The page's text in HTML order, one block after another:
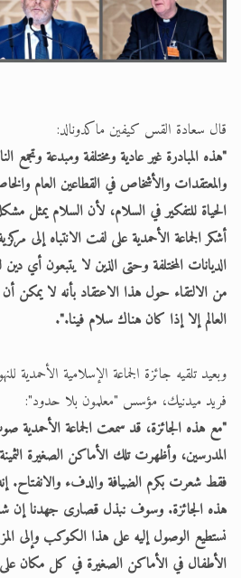
قال سعادة القس كيفين ماكدونالد:
"هذه المبادرة غير عادية ومختلفة ومبدعة وتجمع
والمعتقدات والأشخاص في القطاعين العام
الحياة للتفكير في السلام، لأن السلام يمثل
أشكر الجماعة الأحمدية على لفت الانتباه إلى
الديانات المختلفة وحتى الذين لا يتبعون أي
من الالتقاء حول هذا الاعتقاد بأنه لا
العالم إلا إذا كان هناك سلام فينا.".
وبعيد تلقيه جائزة الجماعة الإسلامية الأحمدية
فريد ميدنيك، مؤسس "معلمون بلا حدود":
"مع هذه الجائزة، قد سمعت الجماعة الأحمدية
المدرسين، وأظهرت تلك الأماكن الصغيرة
فقط شعرت بكرم الضيافة والدفء
هذه الجائزة. وسوف نبذل قصارى جهدنا إن
نستطيع الوصول إليه على هذا الكوكب وإلى
الأطفال في الأماكن الصغيرة في كل مكان